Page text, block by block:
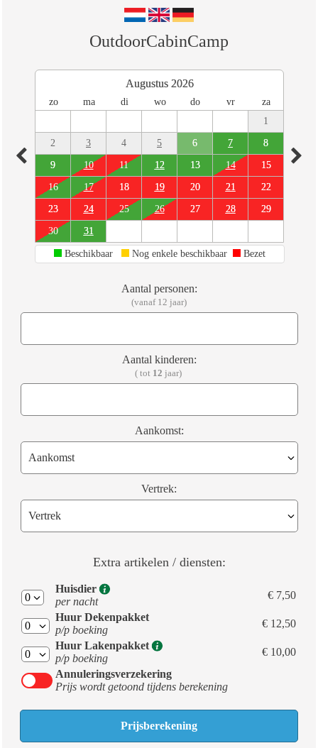
OutdoorCabinCamp
Augustus 2026
zo ma di wo do vr
za
1
2 3 4 5 6 7 8
9 10 11 12 13 14 15
16 17 18 19 20 21 22
23 24 25 26 27 28 29
30 31
Beschikbaar Nog enkele beschikbaar Bezet
Aantal personen:
(vanaf 12 jaar)
Aantal kinderen:
( tot 12 jaar)
Aankomst:
Vertrek:
Extra artikelen / diensten:
Huisdier
per nacht
€ 7,50
Huur Dekenpakket
p/p boeking
€ 12,50
Huur Lakenpakket
p/p boeking
€ 10,00
Annuleringsverzekering
Prijs wordt getoond tijdens berekening